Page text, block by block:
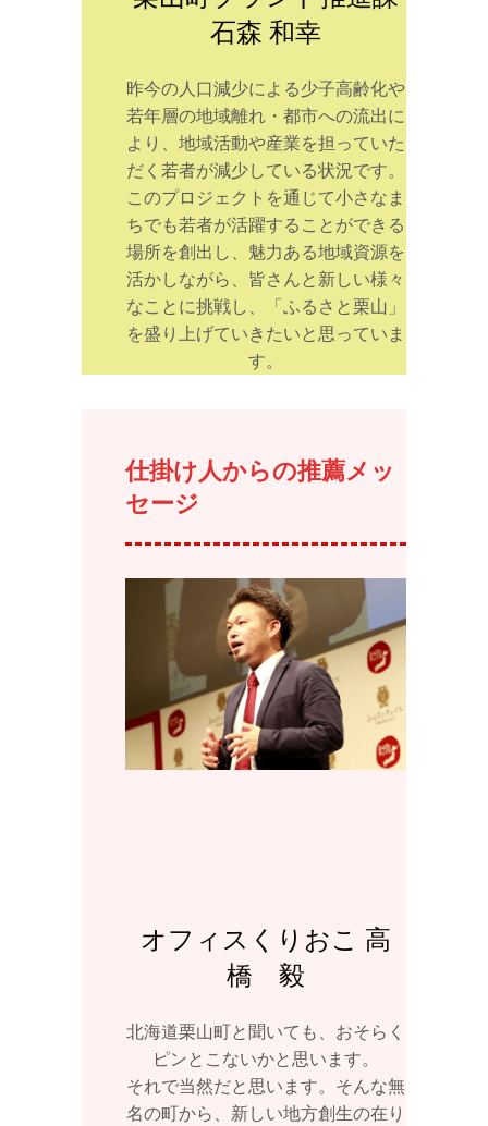
石森 和幸
昨今の人口減少による少子高齢化や
若年層の地域離れ・都市への流出に
より、地域活動や産業を担っていた
だく若者が減少している状況です。
このプロジェクトを通じて小さなま
ちでも若者が活躍することができる
場所を創出し、魅力ある地域資源を
活かしながら、皆さんと新しい様々
なことに挑戦し、「ふるさと栗山」
を盛り上げていきたいと思っていま
す。
仕掛け人からの推薦メッ
セージ
オフィスくりおこ 高
橋 毅
北海道栗山町と聞いても、おそらく
ピンとこないかと思います。
それで当然だと思います。そんな無
名の町から、新しい地方創生の在り